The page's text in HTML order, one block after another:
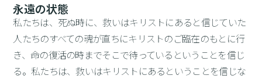
永遠の状態
私たちは、死ぬ時に、救いはキリストにあると信じていた
人たちのすべての魂が直ちにキリストのご臨在のもとに行
き、命の復活の時までそこで待っているということを信じ
る。私たちは、救いはキリストにあるということを信じな